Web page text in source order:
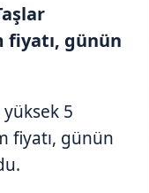
fiyatı, günün
5
fiyatı, günün